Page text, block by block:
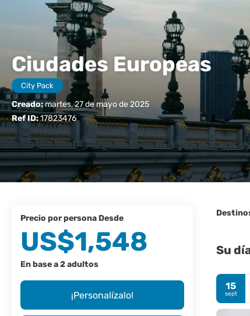
Ciudades Europeas
City Pack
Creado:martes, 27 de mayo de 2025
Ref ID:17823476
Su
15
sept
precio por persona Desde
US$1,548
En base a 2 adultos
¡Personalízalo!